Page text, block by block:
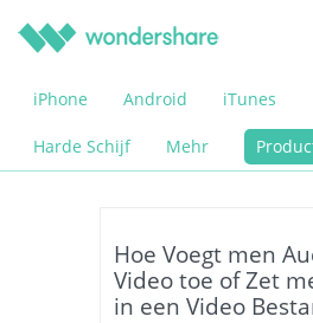
iPhone Android iTunes
Harde Schijf Mehr
Hoe Voegt men
Video toe of Zet
in een Video